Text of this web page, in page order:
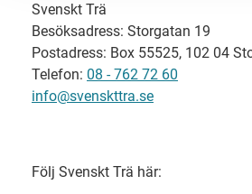
Svenskt Trä
Besöksadress: Storgatan 19
Postadress: Box 55525, 102 04
Telefon: 08 - 762 72 60
info@svenskttra.se
Följ Svenskt Trä här: